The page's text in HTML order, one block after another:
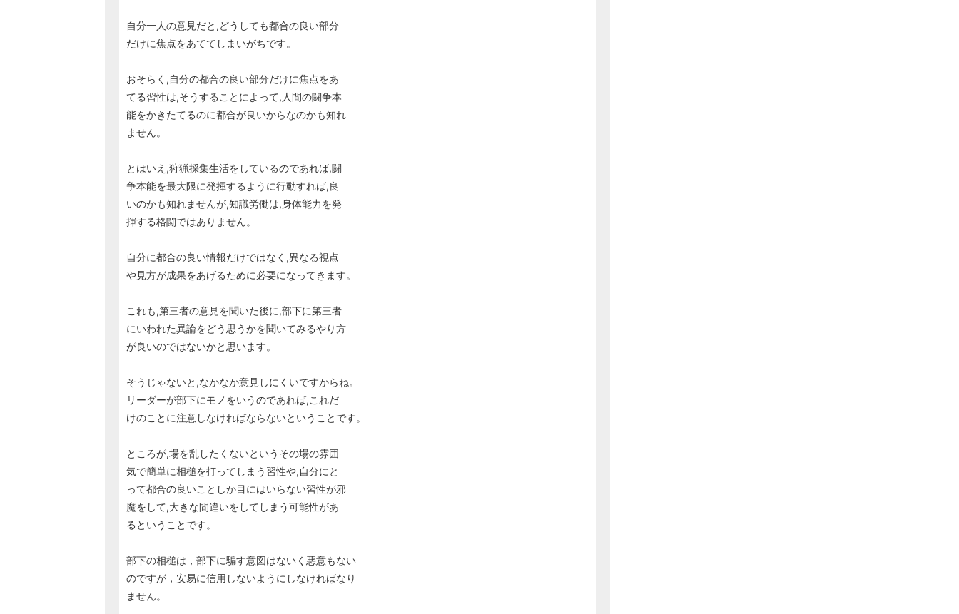
自分一人の意見だと,どうしても都合の良い部分
だけに焦点をあててしまいがちです。
おそらく,自分の都合の良い部分だけに焦点をあ
てる習性は,そうすることによって,人間の闘争本
能をかきたてるのに都合が良いからなのかも知れ
ません。
とはいえ,狩猟採集生活をしているのであれば,闘
争本能を最大限に発揮するように行動すれば,良
いのかも知れませんが,知識労働は,身体能力を発
揮する格闘ではありません。
自分に都合の良い情報だけではなく,異なる視点
や見方が成果をあげるために必要になってきます。
これも,第三者の意見を聞いた後に,部下に第三者
にいわれた異論をどう思うかを聞いてみるやり方
が良いのではないかと思います。
そうじゃないと,なかなか意見しにくいですからね。
リーダーが部下にモノをいうのであれば,これだ
けのことに注意しなければならないということです。
ところが,場を乱したくないというその場の雰囲
気で簡単に相槌を打ってしまう習性や,自分にと
って都合の良いことしか目にはいらない習性が邪
魔をして,大きな間違いをしてしまう可能性があ
るということです。
部下の相槌は，部下に騙す意図はないく悪意もない
のですが，安易に信用しないようにしなければなり
ません。